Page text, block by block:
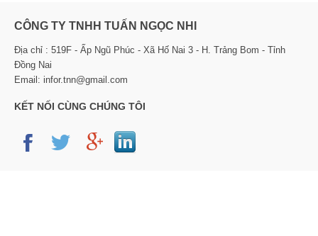
CÔNG TY TNHH TUẤN NGỌC NHI
Địa chỉ : 519F - Ấp Ngũ Phúc - Xã Hố Nai 3 - H. Trảng Bom - Tỉnh
Đồng Nai
Email: infor.tnn@gmail.com
KẾT NỐI CÙNG CHÚNG TÔI